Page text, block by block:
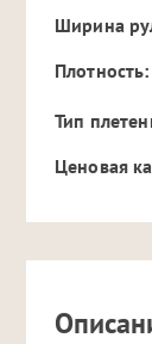
Ширина
Плотность:
Тип
Ценовая